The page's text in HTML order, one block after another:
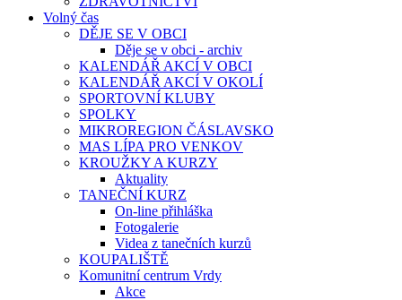
Volný čas
DĚJE SE V OBCI
Děje se v obci - archiv
KALENDÁŘ AKCÍ V OBCI
KALENDÁŘ AKCÍ V OKOLÍ
SPORTOVNÍ KLUBY
SPOLKY
MIKROREGION ČÁSLAVSKO
MAS LÍPA PRO VENKOV
KROUŽKY A KURZY
Aktuality
TANEČNÍ KURZ
On-line přihláška
Fotogalerie
Videa z tanečních kurzů
KOUPALIŠTĚ
Komunitní centrum Vrdy
Akce